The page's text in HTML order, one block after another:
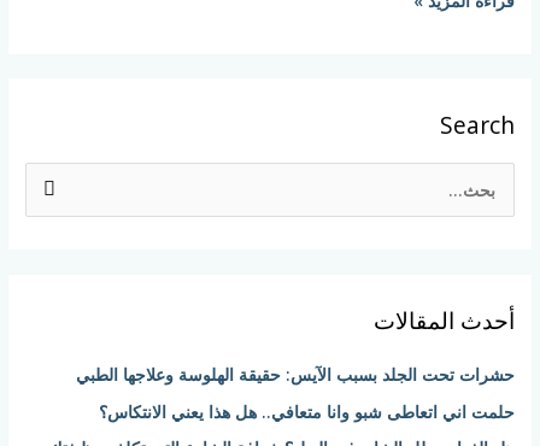
Search
ث
ن
:
أحدث المقالات
حشرات تحت الجلد بسبب الآيس: حقيقة الهلوسة وعلاجها الطبي
حلمت اني اتعاطى شبو وانا متعافي.. هل هذا يعني الانتكاس؟